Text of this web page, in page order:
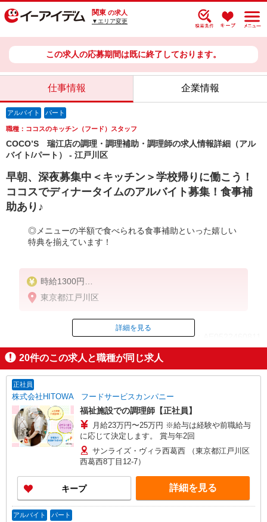
関東 の求人
▼エリア変更
この求人の応募期間は既に終了しております。
仕事情報 企業情報
アルバイト パート
職種：ココスのキッチン（フード）スタッフ
COCO’S 瑞江店の調理・調理補助・調理師の求人情報詳細（アル
バイト/パート） - 江戸川区
早朝、深夜募集中＜キッチン＞学校帰りに働こう！
ココスでディナータイムのアルバイト募集！食事補
助あり♪
◎メニューの半額で食べられる食事補助といった嬉しい
特典を揃えています！
時給1300円
※22:00〜翌5:00：時給1625円
※高校生時給1250円
早朝手当（5:00〜8:00）時給＋200円
東京都江戸川区
ID：AE0522460811
掲載期間終了
詳細を見る
20件のこの求人と職種が同じ求人
正社員
株式会社HITOWA フードサービスカンパニー
福祉施設での調理師【正社員】
月給23万円〜25万円 ※給与は経験や前職給与
に応じて決定します。 賞与年2回
サンライズ・ヴィラ西葛西 （東京都江戸川区
西葛西8丁目12-7）
キープ 詳細を見る
アルバイト パート